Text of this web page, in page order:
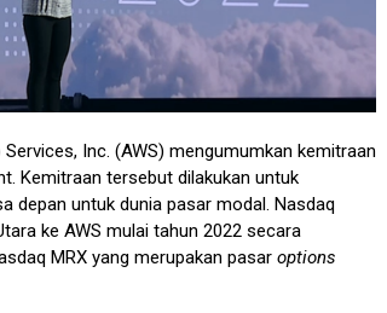
Inc. (AWS) mengumumkan kemitraan
Kemitraan tersebut dilakukan untuk
depan untuk dunia pasar modal. Nasdaq
ke AWS mulai tahun 2022 secara
MRX yang merupakan pasar options